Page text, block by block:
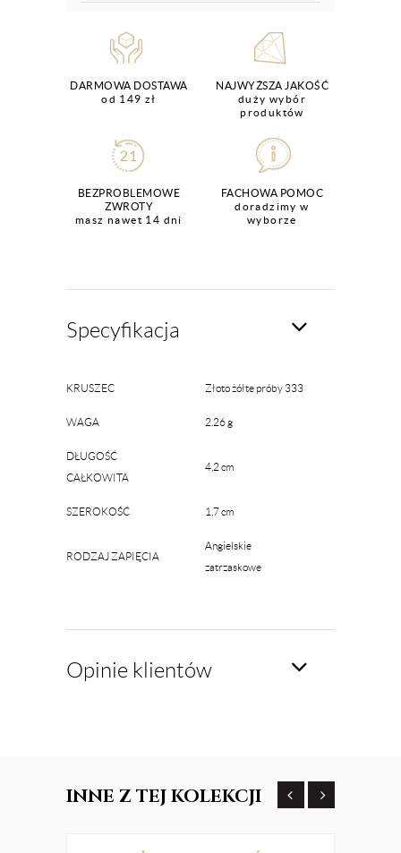
DARMOWA DOSTAWA
od 149 zł
NAJWYŻSZA JAKOŚĆ
duży wybór
produktów
BEZPROBLEMOWE
ZWROTY
masz nawet 14 dni
FACHOWA POMOC
doradzimy w
wyborze
Specyfikacja
KRUSZEC Złoto żółte próby 333
WAGA 2.26 g
DŁUGOŚĆ
CAŁKOWITA
4,2 cm
SZEROKOŚĆ 1,7 cm
RODZAJ ZAPIĘCIA
Angielskie
zatrzaskowe
Opinie klientów
INNE Z TEJ KOLEKCJI